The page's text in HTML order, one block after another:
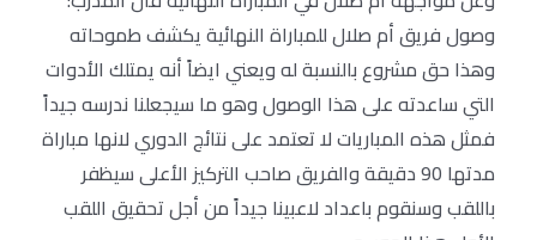
وصول فريق أم صلال للمباراة النهائية يكشف طموحاته
وهذا حق مشروع بالنسبة له ويعني ايضاً أنه يمتلك الأدوات
التي ساعدته على هذا الوصول وهو ما سيجعلنا ندرسه جيداً
فمثل هذه المباريات لا تعتمد على نتائج الدوري لانها مباراة
مدتها 90 دقيقة والفريق صاحب التركيز الأعلى سيظفر
باللقب وسنقوم باعداد لاعبينا جيداً من أجل تحقيق اللقب